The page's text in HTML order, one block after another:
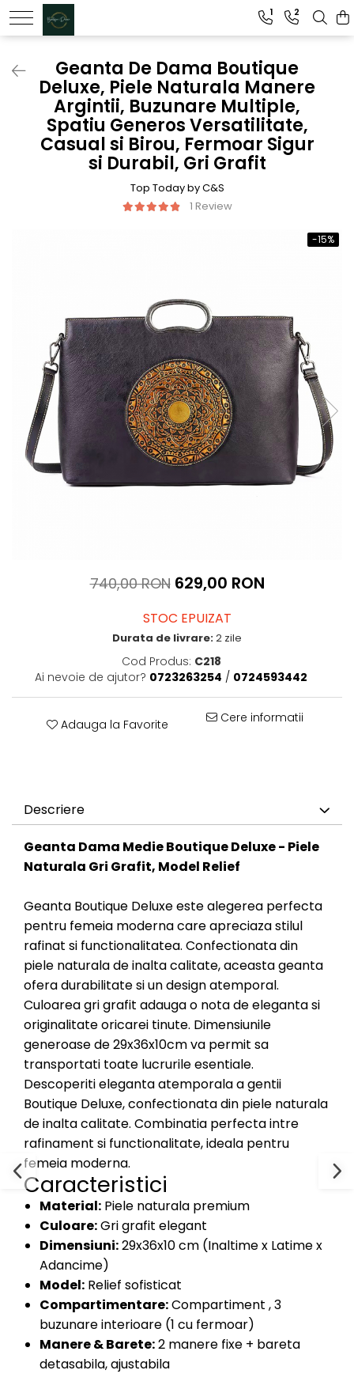
Clutch dama
Genti Piele Naturala
1 2
Geanta De Dama Boutique
Deluxe, Piele Naturala Manere
Argintii, Buzunare Multiple,
Spatiu Generos Versatilitate,
Casual si Birou, Fermoar Sigur
si Durabil, Gri Grafit
Top Today by C&S
1 Review
-15%
740,00 RON 629,00 RON
STOC EPUIZAT
Durata de livrare:2 zile
Cod Produs: C218
Ai nevoie de ajutor? 0723263254 / 0724593442
Adauga la Favorite Cere informatii
Descriere
Geanta Dama Medie Boutique Deluxe - Piele
Naturala Gri Grafit, Model Relief
Geanta Boutique Deluxe este alegerea perfecta
pentru femeia moderna care apreciaza stilul
rafinat si functionalitatea. Confectionata din
piele naturala de inalta calitate, aceasta geanta
ofera durabilitate si un design atemporal.
Culoarea gri grafit adauga o nota de eleganta si
originalitate oricarei tinute. Dimensiunile
generoase de 29x36x10cm va permit sa
transportati toate lucrurile esentiale.
Descoperiti eleganta atemporala a gentii
Boutique Deluxe, confectionata din piele naturala
de inalta calitate. Combinatia perfecta intre
rafinament si functionalitate, ideala pentru
femeia moderna.
Caracteristici
Material: Piele naturala premium
Culoare:Gri grafit elegant
Dimensiuni:29x36x10 cm (Inaltime x Latime x
Adancime)
Model: Relief sofisticat
Compartimentare:Compartiment , 3
buzunare interioare (1 cu fermoar)
Manere & Barete:2 manere fixe + bareta
detasabila, ajustabila